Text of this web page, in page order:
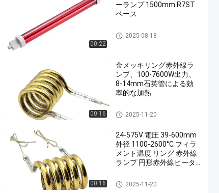
00:22
ーランプ 1500mm R7ST
ベース
IRハロゲン ランプ
2025-08-18
00:16
金メッキリング赤外線ラ
ンプ、100-7600W出力、
8-14mm石英管による効
率的な加熱
リング赤外線ランプ
2025-11-20
00:16
24-575V 電圧 39-600mm
外径 1100-2600°C フィラ
メント温度 リング 赤外線
ランプ 円形赤外線ヒータ
リング赤外線ランプ
2025-11-20